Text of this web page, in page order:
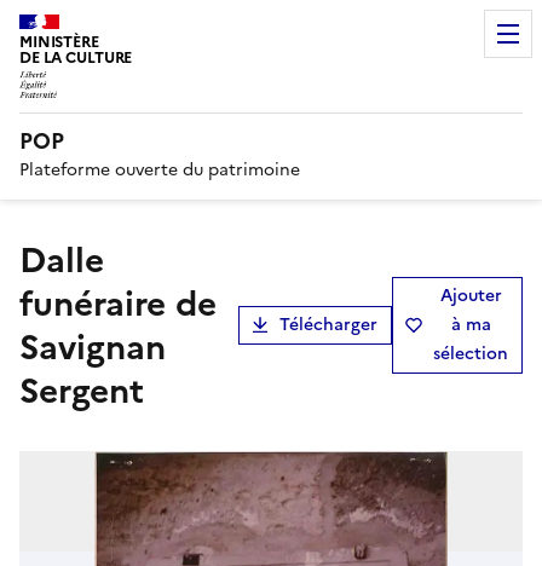
MINISTÈRE
DE LA CULTURE
POP
Plateforme ouverte du patrimoine
dalle
funéraire de
Savignan
Sergent
Télécharger
Ajouter
à ma
sélection